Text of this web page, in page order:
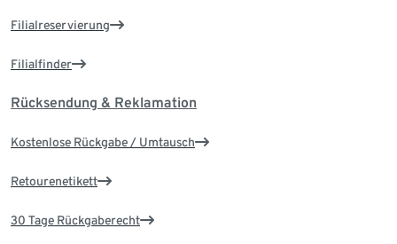
Filialreservierung
Filialfinder
Rücksendung & Reklamation
Kostenlose Rückgabe / Umtausch
Retourenetikett
30 Tage Rückgaberecht